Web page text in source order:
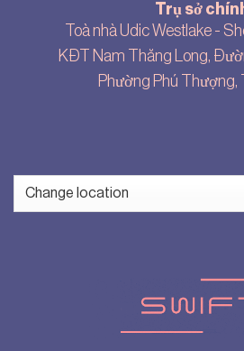
Trụ sở
Toà nhà Udic Westlake -
KĐT Nam Thăng Long,
Phường Phú Thượng,